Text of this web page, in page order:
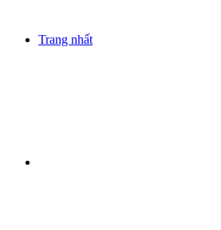
Trang nhất